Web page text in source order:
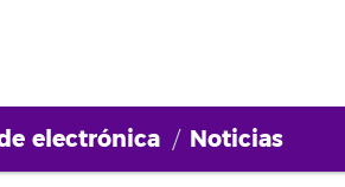
electrónica Noticias